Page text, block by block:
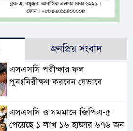
জনপ্রিয় সংবাদ
এসএসসি পরীক্ষার ফল
পুনঃনিরীক্ষণ করবেন যেভাবে
এসএসসি ও সমমানে জিপিএ-৫
পেয়েছে ১ লাখ ১৬ হাজার ৬৭৬ জন